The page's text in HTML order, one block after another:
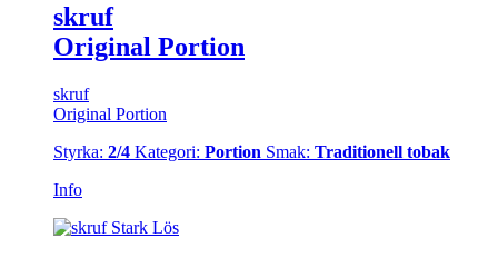
skruf
Original Portion
skruf
Original Portion
Styrka: 2/4 Kategori: Portion Smak: Traditionell tobak
Info